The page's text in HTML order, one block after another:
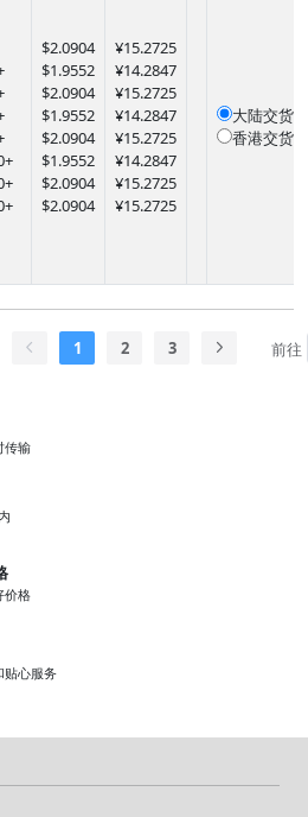
+
+
+
$2.0904
$1.9552
$2.0904
$1.9552
$2.0904
$1.9552
$2.0904
$2.0904
¥15.2725
¥14.2847
¥15.2725
¥14.2847
¥15.2725
¥14.2847
¥15.2725
¥15.2725
大陆交货
香港交货
1 2 3 前往
传输
价格
贴心服务